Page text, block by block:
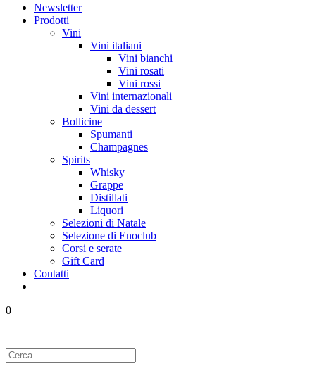
Newsletter
Prodotti
Vini
Vini italiani
Vini bianchi
Vini rosati
Vini rossi
Vini internazionali
Vini da dessert
Bollicine
Spumanti
Champagnes
Spirits
Whisky
Grappe
Distillati
Liquori
Selezioni di Natale
Selezione di Enoclub
Corsi e serate
Gift Card
Contatti
0